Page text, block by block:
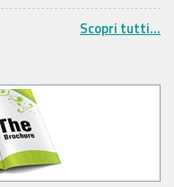
Scopri tutti...